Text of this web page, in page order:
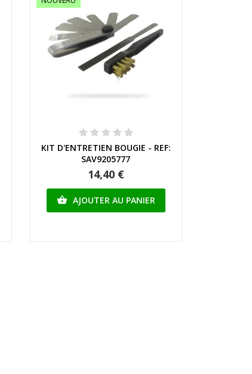
Aperçu rapide
KIT D'ENTRETIEN BOUGIE - REF:
SAV9205777
14,40 €
 AJOUTER AU PANIER